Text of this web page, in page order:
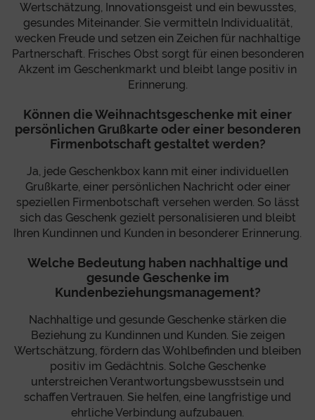
Wertschätzung, Innovationsgeist und ein bewusstes,
gesundes Miteinander. Sie vermitteln Individualität,
wecken Freude und setzen ein Zeichen für nachhaltige
Partnerschaft. Frisches Obst sorgt für einen besonderen
Akzent im Geschenkmarkt und bleibt lange positiv in
Erinnerung.
Können die Weihnachtsgeschenke mit einer
persönlichen Grußkarte oder einer besonderen
Firmenbotschaft gestaltet werden?
Ja, jede Geschenkbox kann mit einer individuellen
Grußkarte, einer persönlichen Nachricht oder einer
speziellen Firmenbotschaft versehen werden. So lässt
sich das Geschenk gezielt personalisieren und bleibt
Ihren Kundinnen und Kunden in besonderer Erinnerung.
Welche Bedeutung haben nachhaltige und
gesunde Geschenke im
Kundenbeziehungsmanagement?
Nachhaltige und gesunde Geschenke stärken die
Beziehung zu Kundinnen und Kunden. Sie zeigen
Wertschätzung, fördern das Wohlbefinden und bleiben
positiv im Gedächtnis. Solche Geschenke
unterstreichen Verantwortungsbewusstsein und
schaffen Vertrauen. Sie helfen, eine langfristige und
ehrliche Verbindung aufzubauen.